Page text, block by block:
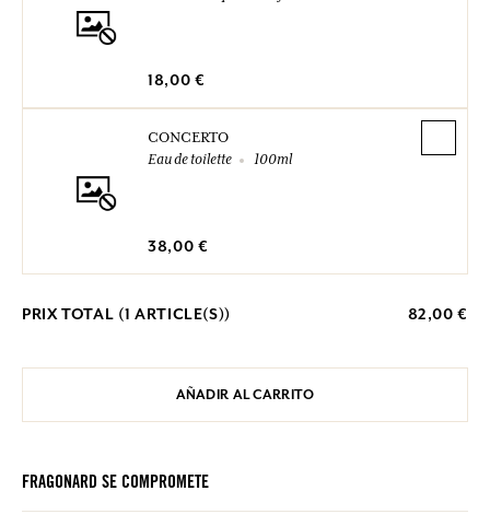
18,00 €
CONCERTO
Eau de toilette
100ml
38,00 €
PRIX TOTAL (1 ARTICLE(S)) 82,00 €
AÑADIR AL CARRITO
FRAGONARD SE COMPROMETE